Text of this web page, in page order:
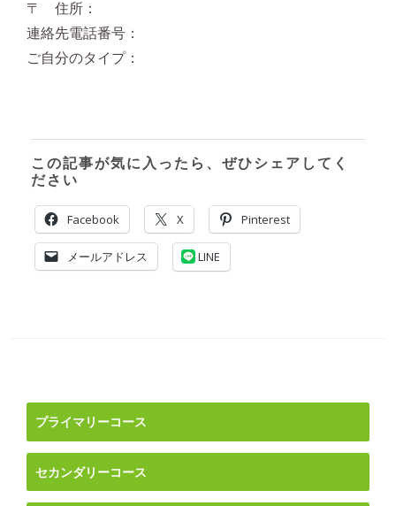
〒 住所：
連絡先電話番号：
ご自分のタイプ：
この記事が気に入ったら、ぜひシェアしてく
ださい
Facebook X Pinterest
メールアドレス LINE
ナ
ビ
ゲ
ー
シ
プライマリーコース
セカンダリーコース